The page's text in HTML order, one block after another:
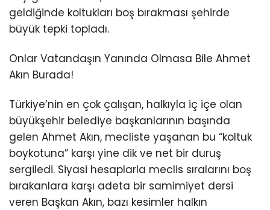
geldiğinde koltukları boş bırakması şehirde
büyük tepki topladı.
Onlar Vatandaşın Yanında Olmasa Bile Ahmet
Akın Burada!
Türkiye’nin en çok çalışan, halkıyla iç içe olan
büyükşehir belediye başkanlarının başında
gelen Ahmet Akın, mecliste yaşanan bu “koltuk
boykotuna” karşı yine dik ve net bir duruş
sergiledi. Siyasi hesaplarla meclis sıralarını boş
bırakanlara karşı adeta bir samimiyet dersi
veren Başkan Akın, bazı kesimler halkın